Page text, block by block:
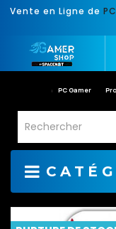
Vente en Ligne de
PC Gamer